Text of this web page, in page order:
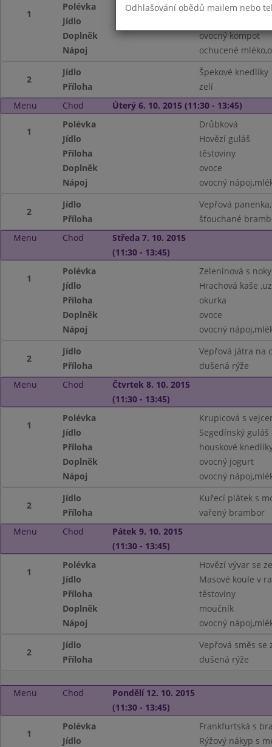
1
Polévka
Čočková s párkem
Jídlo
Doplněk
ovocný kompot
Nápoj
ochucené
2
Jídlo
Špekové knedlíky
Příloha
zelí
Menu
Chod Úterý 6. 10. 2015 (11:30 - 13:45)
1
Polévka
Drůbková
Jídlo
Hovězí guláš
Příloha
těstoviny
Doplněk
ovoce
Nápoj
ovocný
2
Jídlo
Vepřová
Příloha
šťouchané
Menu
Chod
Středa 7. 10. 2015
(11:30 - 13:45)
1
Polévka
Zeleninová s noky
Jídlo
Hrachová kaše
Příloha
okurka
Doplněk
ovoce
Nápoj
ovocný
2
Jídlo
Vepřová játra na
Příloha
dušená rýže
Menu
Chod
Čtvrtek 8. 10. 2015
(11:30 - 13:45)
1
Polévka
Krupicová s
Jídlo
Segedínský guláš
Příloha
houskové
Doplněk
ovocný jogurt
Nápoj
ovocný
2
Jídlo
Kuřecí plátek s
Příloha
vařený brambor
Menu
Chod
Pátek 9. 10. 2015
(11:30 - 13:45)
1
Polévka
Hovězí vývar se
Jídlo
Masové koule v
Příloha
těstoviny
Doplněk
moučník
Nápoj
ovocný
2
Jídlo
Vepřová směs se
Příloha
dušená rýže
Menu Chod
Pondělí 12. 10. 2015
(11:30 - 13:45)
1
Polévka
Frankfurtská s
Jídlo
Rýžový nákyp s
Odhlašování obědů mailem nebo